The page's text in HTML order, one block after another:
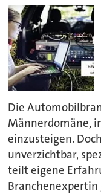
Die
Männerdomäne,
einzusteigen.
unverzichtbar,
teilt eigene
Branchenexpertin